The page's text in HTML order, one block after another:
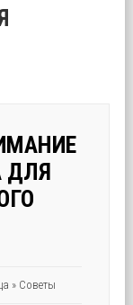
ДЛЯ
» Советы